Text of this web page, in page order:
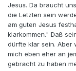
Jesus. Da braucht
die Letzten sein
am guten Jesus
klarkommen." Daß
dürfte klar sein. Aber
mich eben eher an
gebracht zu haben